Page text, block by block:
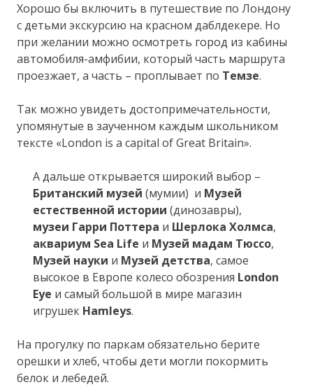
Хорошо бы включить в путешествие по Лондону
с детьми экскурсию на красном даблдекере. Но
при желании можно осмотреть город из кабины
автомобиля-амфибии, который часть маршрута
проезжает, а часть – проплывает по Темзе.
Так можно увидеть достопримечательности,
упомянутые в заученном каждым школьником
тексте «London is a capital of Great Britain».
А дальше открывается широкий выбор –
Британский музей (мумии) и Музей
естественной истории (динозавры),
музеи Гарри Поттера и Шерлока Холмса,
аквариум Sea Life и Музей мадам Тюссо,
Музей науки и Музей детства, самое
высокое в Европе колесо обозрения London
Eye и самый большой в мире магазин
игрушек Hamleys.
На прогулку по паркам обязательно берите
орешки и хлеб, чтобы дети могли покормить
белок и лебедей.